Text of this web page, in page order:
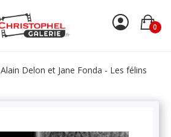
0
Alain Delon et Jane Fonda - Les félins